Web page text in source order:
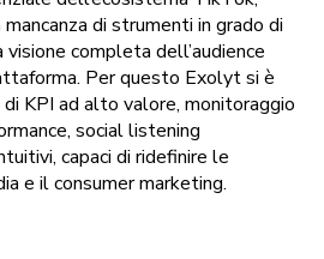
di strumenti in grado di
completa dell’audience
Per questo Exolyt si è
KPI ad alto valore, monitoraggio
social listening
capaci di ridefinire le
e il consumer marketing.